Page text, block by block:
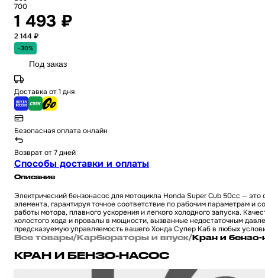
700
1 493 ₽
2 144 ₽
-30%
Под заказ
Доставка от 1 дня
Безопасная оплата онлайн
Возврат от 7 дней
Способы доставки и оплаты
Описание
Электрический бензонасос для мотоцикла Honda Super Cub 50сс —
элемента, гарантируя точное соответствие по рабочим параметрам и
работы мотора, плавного ускорения и легкого холодного запуска.
холостого хода и провалы в мощности, вызванные недостаточным
предсказуемую управляемость вашего Хонда Супер Каб в любых
Все товары/Карбюраторы и впуск/Кран и бензо-
КРАН И БЕНЗО-НАСОС